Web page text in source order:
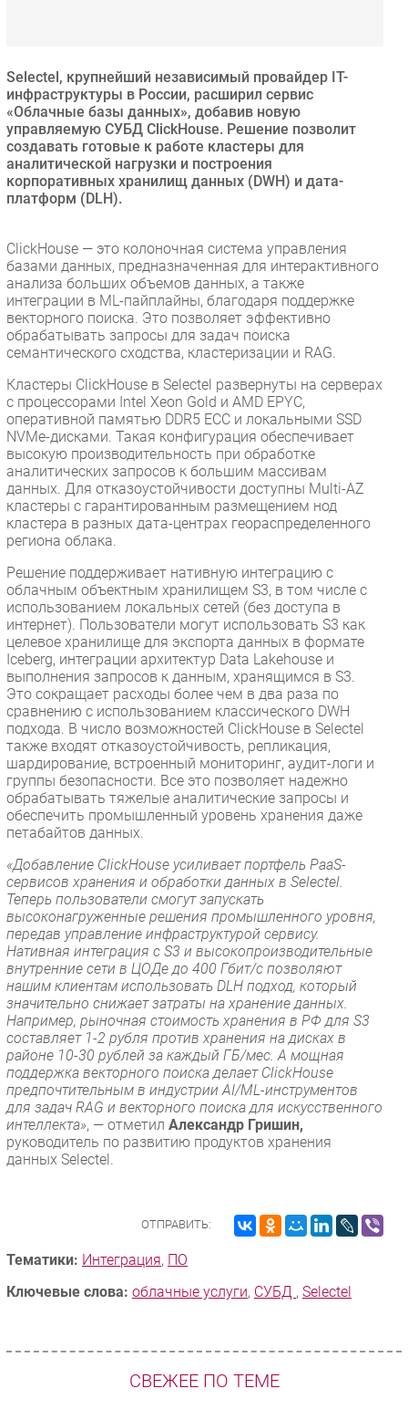
CIO/Управление ИТ
Гаджеты
Здоровье
РАЗДЕЛЫ
Аналитика
Интервью
Мероприятия
Проекты
IT класс
Каталог компаний
Selectel, крупнейший независимый провайдер IT-
инфраструктуры в России, расширил сервис
«Облачные базы данных», добавив новую
управляемую СУБД ClickHouse. Решение позволит
создавать готовые к работе кластеры для
аналитической нагрузки и построения
корпоративных хранилищ данных (DWH) и дата-
платформ (DLH).
ClickHouse — это колоночная система управления
базами данных, предназначенная для интерактивного
анализа больших объемов данных, а также
интеграции в ML-пайплайны, благодаря поддержке
векторного поиска. Это позволяет эффективно
обрабатывать запросы для задач поиска
семантического сходства, кластеризации и RAG.
Кластеры ClickHouse в Selectel развернуты на серверах
с процессорами Intel Xeon Gold и AMD EPYC,
оперативной памятью DDR5 ECC и локальными SSD
NVMe-дисками. Такая конфигурация обеспечивает
высокую производительность при обработке
аналитических запросов к большим массивам
данных. Для отказоустойчивости доступны Multi-AZ
кластеры с гарантированным размещением нод
кластера в разных дата-центрах геораспределенного
региона облака.
Решение поддерживает нативную интеграцию с
облачным объектным хранилищем S3, в том числе с
использованием локальных сетей (без доступа в
интернет). Пользователи могут использовать S3 как
целевое хранилище для экспорта данных в формате
Iceberg, интеграции архитектур Data Lakehouse и
выполнения запросов к данным, хранящимся в S3.
Это сокращает расходы более чем в два раза по
сравнению с использованием классического DWH
подхода. В число возможностей ClickHouse в Selectel
также входят отказоустойчивость, репликация,
шардирование, встроенный мониторинг, aудит-логи и
группы безопасности. Все это позволяет надежно
обрабатывать тяжелые аналитические запросы и
обеспечить промышленный уровень хранения даже
петабайтов данных.
«Добавление ClickHouse усиливает портфель PaaS-
сервисов хранения и обработки данных в Selectel.
Теперь пользователи смогут запускать
высоконагруженные решения промышленного уровня,
передав управление инфраструктурой сервису.
Нативная интеграция с S3 и высокопроизводительные
внутренние сети в ЦОДе до 400 Гбит/с позволяют
нашим клиентам использовать DLH подход, который
значительно снижает затраты на хранение данных.
Например, рыночная стоимость хранения в РФ для S3
составляет 1-2 рубля против хранения на дисках в
районе 10-30 рублей за каждый ГБ/мес. А мощная
поддержка векторного поиска делает ClickHouse
предпочтительным в индустрии AI/ML-инструментов
для задач RAG и векторного поиска для искусственного
интеллекта», — отметил Александр Гришин,
руководитель по развитию продуктов хранения
данных Selectel.
ОТПРАВИТЬ:
Тематики: Интеграция, ПО
Ключевые слова: облачные услуги, СУБД , Selectel
СВЕЖЕЕ ПО ТЕМЕ